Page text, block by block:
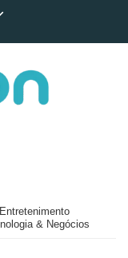
Entretenimento
& Negócios